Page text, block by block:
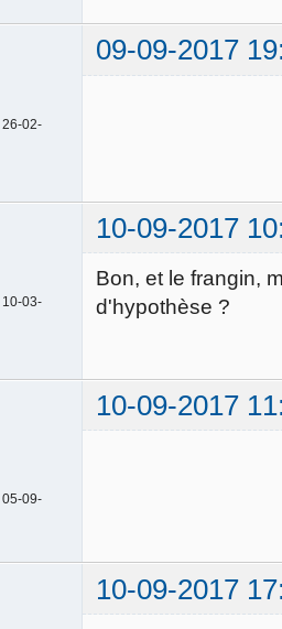
09-09-2017
26-02-
10-09-2017
10-03-
Bon, et le frangin,
d'hypothèse ?
10-09-2017
05-09-
10-09-2017